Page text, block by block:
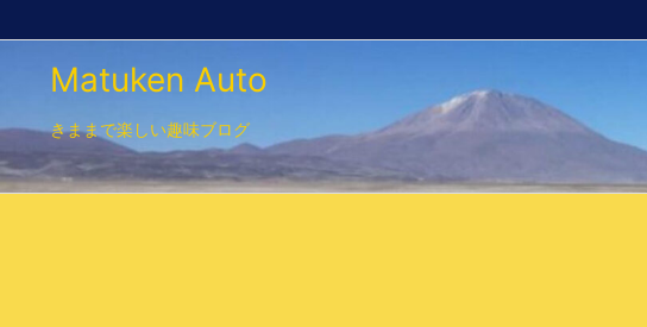
Matuken Auto
きままで楽しい趣味ブログ